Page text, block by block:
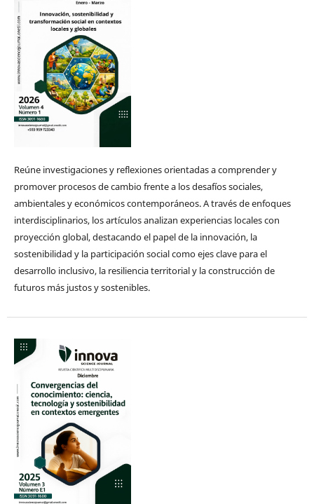
Reúne investigaciones y reflexiones orientadas a comprender y
promover procesos de cambio frente a los desafíos sociales,
ambientales y económicos contemporáneos. A través de enfoques
interdisciplinarios, los artículos analizan experiencias locales con
proyección global, destacando el papel de la innovación, la
sostenibilidad y la participación social como ejes clave para el
desarrollo inclusivo, la resiliencia territorial y la construcción de
futuros más justos y sostenibles.